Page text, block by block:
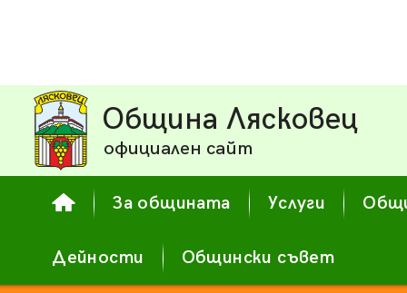
Община Лясковец
официален сайт
За общината Услуги
Дейности Общински съвет